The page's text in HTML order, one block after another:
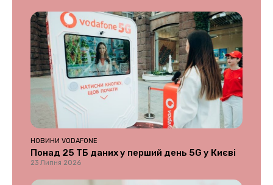
НОВИНИ VODAFONE
Понад 25 ТБ даних у перший день 5G у Києві
23 Липня 2026